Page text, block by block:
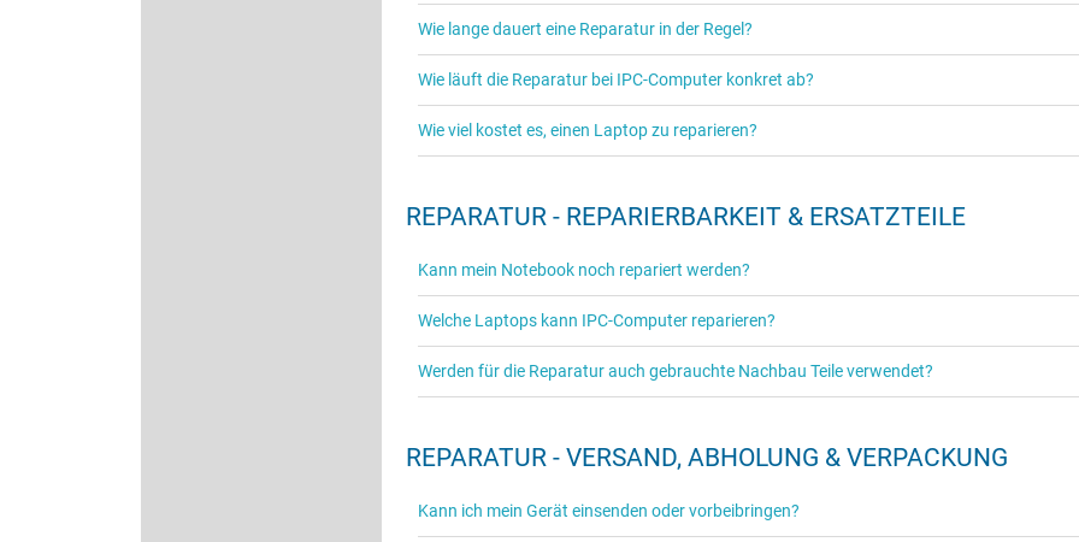
Wie lange dauert eine Reparatur in der Regel?
Wie läuft die Reparatur bei IPC-Computer konkret ab?
Wie viel kostet es, einen Laptop zu reparieren?
REPARATUR - REPARIERBARKEIT & ERSATZTEILE
Kann mein Notebook noch repariert werden?
Welche Laptops kann IPC-Computer reparieren?
Werden für die Reparatur auch gebrauchte Nachbau Teile verwendet?
REPARATUR - VERSAND, ABHOLUNG & VERPACKUNG
Kann ich mein Gerät einsenden oder vorbeibringen?